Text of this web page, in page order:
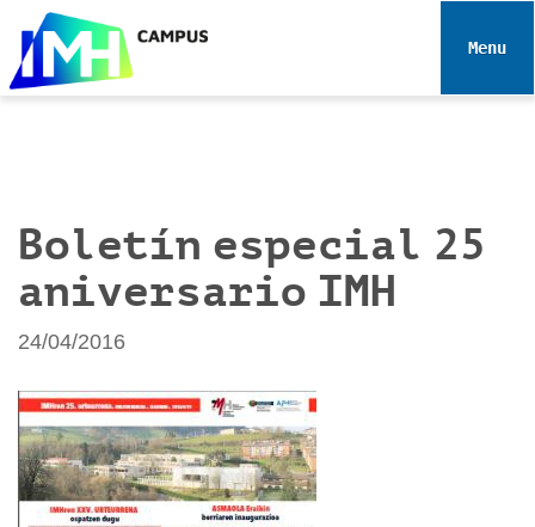
e
Toggle
Boletín especial 25
aniversario IMH
24/04/2016